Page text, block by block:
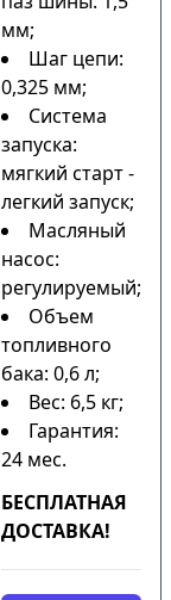
мм;
Шаг цепи:
0,325 мм;
Система
запуска:
мягкий старт -
легкий запуск;
Масляный
насос:
регулируемый;
Объем
топливного
бака: 0,6 л;
Вес: 6,5 кг;
Гарантия:
24 мес.
БЕСПЛАТНАЯ
ДОСТАВКА!